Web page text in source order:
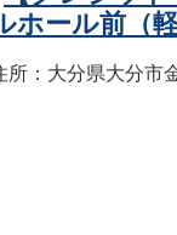
ホール前（
所：大分県大分市